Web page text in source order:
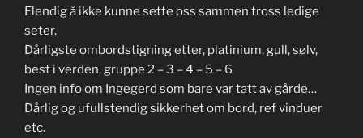
Elendig å ikke kunne sette oss sammen tross ledige
seter.
Dårligste ombordstigning etter, platinium, gull, sølv,
best i verden, gruppe 2 – 3 – 4 – 5 – 6
Ingen info om Ingegerd som bare var tatt av gårde…
Dårlig og ufullstendig sikkerhet om bord, ref vinduer
etc.